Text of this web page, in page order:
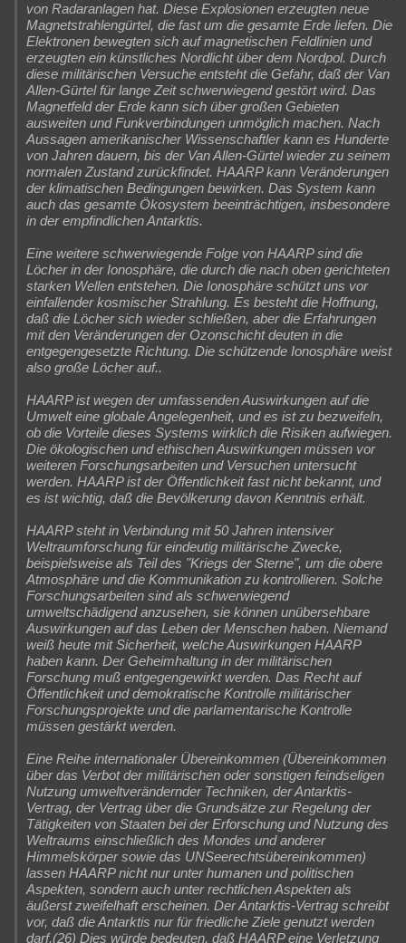
von Radaranlagen hat. Diese Explosionen erzeugten neue
Magnetstrahlengürtel, die fast um die gesamte Erde liefen. Die
Elektronen bewegten sich auf magnetischen Feldlinien und
erzeugten ein künstliches Nordlicht über dem Nordpol. Durch
diese militärischen Versuche entsteht die Gefahr, daß der Van
Allen-Gürtel für lange Zeit schwerwiegend gestört wird. Das
Magnetfeld der Erde kann sich über großen Gebieten
ausweiten und Funkverbindungen unmöglich machen. Nach
Aussagen amerikanischer Wissenschaftler kann es Hunderte
von Jahren dauern, bis der Van Allen-Gürtel wieder zu seinem
normalen Zustand zurückfindet. HAARP kann Veränderungen
der klimatischen Bedingungen bewirken. Das System kann
auch das gesamte Ökosystem beeinträchtigen, insbesondere
in der empfindlichen Antarktis.
Eine weitere schwerwiegende Folge von HAARP sind die
Löcher in der Ionosphäre, die durch die nach oben gerichteten
starken Wellen entstehen. Die Ionosphäre schützt uns vor
einfallender kosmischer Strahlung. Es besteht die Hoffnung,
daß die Löcher sich wieder schließen, aber die Erfahrungen
mit den Veränderungen der Ozonschicht deuten in die
entgegengesetzte Richtung. Die schützende Ionosphäre weist
also große Löcher auf..
HAARP ist wegen der umfassenden Auswirkungen auf die
Umwelt eine globale Angelegenheit, und es ist zu bezweifeln,
ob die Vorteile dieses Systems wirklich die Risiken aufwiegen.
Die ökologischen und ethischen Auswirkungen müssen vor
weiteren Forschungsarbeiten und Versuchen untersucht
werden. HAARP ist der Öffentlichkeit fast nicht bekannt, und
es ist wichtig, daß die Bevölkerung davon Kenntnis erhält.
HAARP steht in Verbindung mit 50 Jahren intensiver
Weltraumforschung für eindeutig militärische Zwecke,
beispielsweise als Teil des "Kriegs der Sterne", um die obere
Atmosphäre und die Kommunikation zu kontrollieren. Solche
Forschungsarbeiten sind als schwerwiegend
umweltschädigend anzusehen, sie können unübersehbare
Auswirkungen auf das Leben der Menschen haben. Niemand
weiß heute mit Sicherheit, welche Auswirkungen HAARP
haben kann. Der Geheimhaltung in der militärischen
Forschung muß entgegengewirkt werden. Das Recht auf
Öffentlichkeit und demokratische Kontrolle militärischer
Forschungsprojekte und die parlamentarische Kontrolle
müssen gestärkt werden.
Eine Reihe internationaler Übereinkommen (Übereinkommen
über das Verbot der militärischen oder sonstigen feindseligen
Nutzung umweltverändernder Techniken, der Antarktis-
Vertrag, der Vertrag über die Grundsätze zur Regelung der
Tätigkeiten von Staaten bei der Erforschung und Nutzung des
Weltraums einschließlich des Mondes und anderer
Himmelskörper sowie das UNSeerechtsübereinkommen)
lassen HAARP nicht nur unter humanen und politischen
Aspekten, sondern auch unter rechtlichen Aspekten als
äußerst zweifelhaft erscheinen. Der Antarktis-Vertrag schreibt
vor, daß die Antarktis nur für friedliche Ziele genutzt werden
darf.(26) Dies würde bedeuten, daß HAARP eine Verletzung